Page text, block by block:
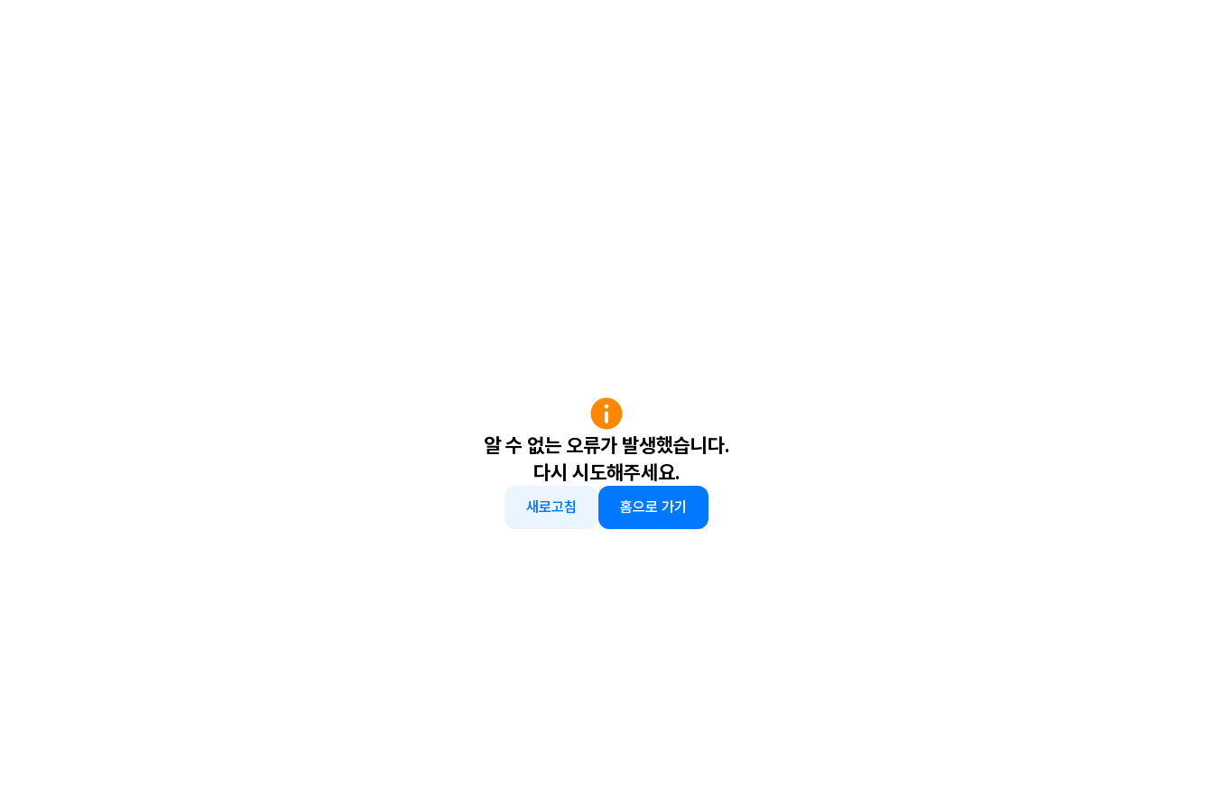
알 수 없는 오류가 발생했습니다.
다시 시도해주세요.
새로고침 홈으로 가기